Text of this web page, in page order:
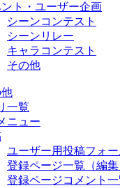
ト・ユーザー企画
シーンコンテスト
シーンリレー
キャラコンテスト
その他
一覧
ニュー
ユーザー用投稿フォー
登録ページ一覧（編集
登録ページコメント一